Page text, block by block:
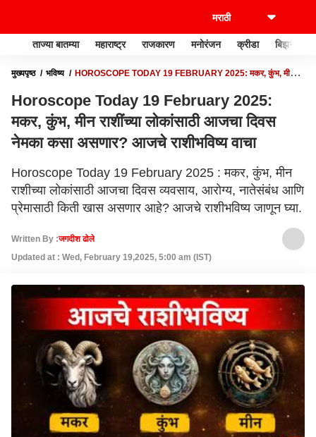
ताज्या बातम्या महाराष्ट्र राजकारण मनोरंजन क्रीडा बिझनेस
मुख्यपृष्ठ भविष्य
HOROSCOPE TODAY 19 FEBRUARY 2025: मकर, कुंभ, मीन
Horoscope Today 19 February 2025:
मकर, कुंभ, मीन राशींच्या लोकांसाठी आजचा दिवस
नेमका कसा असणार? आजचे राशीभविष्य वाचा
Horoscope Today 19 February 2025 : मकर, कुंभ, मीन
राशीच्या लोकांसाठी आजचा दिवस व्यवसाय, आरोग्य, नातेसंबंध आणि
प्रेमासाठी किती खास असणार आहे? आजचे राशीभविष्य जाणून घ्या.
Written By :जगदीश ढोले
Updated at : Wed, February 19,2025, 5:00 am (IST)